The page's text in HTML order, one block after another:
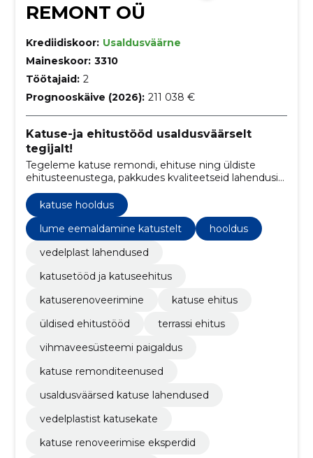
REMONT OÜ
Krediidiskoor: Usaldusväärne
Maineskoor: 3310
Töötajaid: 2
Prognooskäive (2026): 211 038 €
Katuse-ja ehitustööd usaldusväärselt
tegijalt!
Tegeleme katuse remondi, ehituse ning üldiste
ehitusteenustega, pakkudes kvaliteetseid lahendusi
ja turvalisust koduomanikele.
katuse hooldus
lume eemaldamine katustelt
hooldus
vedelplast lahendused
katusetööd ja katuseehitus
katuserenoveerimine
katuse ehitus
üldised ehitustööd
terrassi ehitus
vihmaveesüsteemi paigaldus
katuse remonditeenused
usaldusväärsed katuse lahendused
vedelplastist katusekate
katuse renoveerimise eksperdid